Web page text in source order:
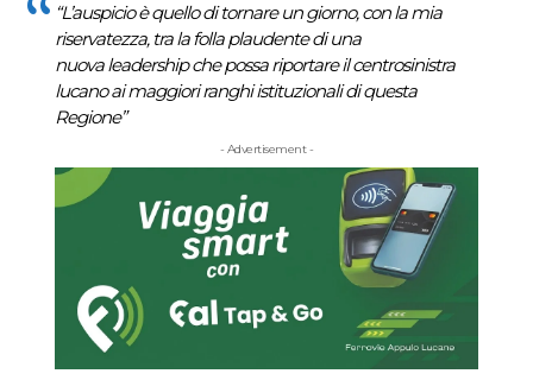
“L’auspicio è quello di tornare un giorno, con la mia
riservatezza, tra la folla plaudente di una
nuova leadership che possa riportare il centrosinistra
lucano ai maggiori ranghi istituzionali di questa
Regione”
- Advertisement -